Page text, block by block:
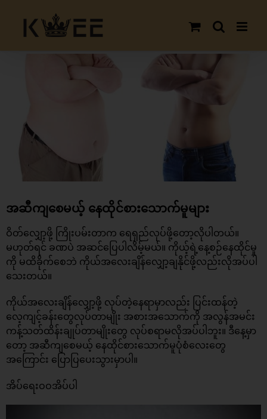
content
အဆီကျစေမယ့် နေထိုင်စားသောက်မူများ
ဝိတ်လျှော့ဖို့ ကြိုးပမ်းတာက ရေရှည်လုပ်ဖို့တော့လိုပါတယ်။
မဟုတ်ရင် ခဏပဲ အဆင်ပြေပါလိမ့်မယ်။ ကိုယ့်ရဲ့နေ့စဉ်နေထိုင်မှု
ကို မထိခိုက်စေဘဲ ကိုယ်အလေးချိန်လျှော့ချနိုင်ဖို့လည်းလိုအပ်ပါ
သေးတယ်။
ကိုယ်အလေးချိန်လျှော့ဖို့ လုပ်တဲ့နေရာမှာလည်း ပြင်းထန်တဲ့
လေ့ကျင့်ခန်းတွေလုပ်တာမျိုး အစားအသောက်ကို အလွန်အမင်း
ကန့်သတ်ထိန်းချုပ်တာမျိုးတွေ လုပ်စရာမလိုအပ်ပါဘူး။ ဒီနေ့မှာ
တော့ အဆီကျစေမယ့် နေထိုင်စားသောက်မူပုံစံလေးတွေ
အကြောင်း ပြောပြပေးသွားမှာပါ။
အိပ်ရေးဝဝအိပ်ပါ